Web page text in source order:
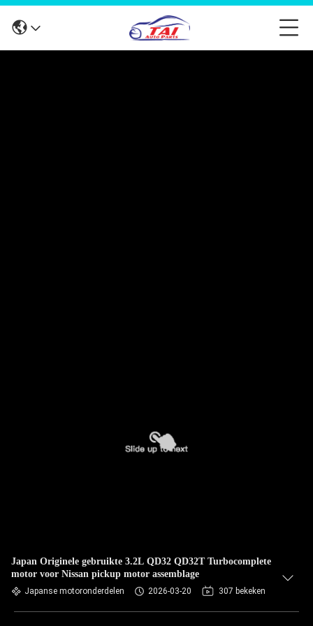
Japan Originele gebruikte 3.2L QD32 QD32T Turbocomplete
motor voor Nissan pickup motor assemblage
Japanse motoronderdelen 2026-03-20 307 bekeken